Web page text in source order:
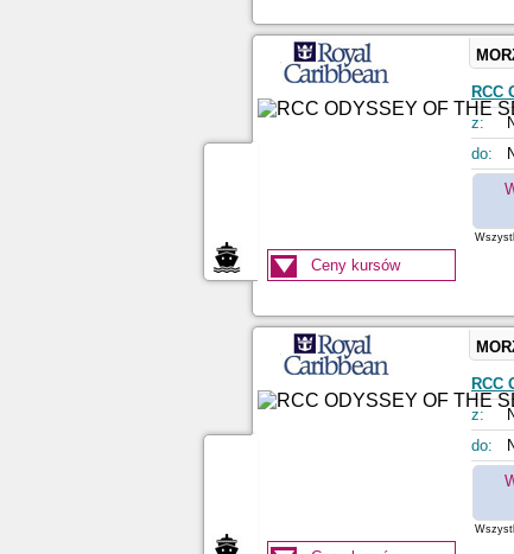
RCC
z:
do:
Ceny kursów
RCC
z:
do: